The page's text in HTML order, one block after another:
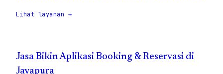
Lihat layanan →
Jasa Bikin Aplikasi Booking & Reservasi di
Jayapura